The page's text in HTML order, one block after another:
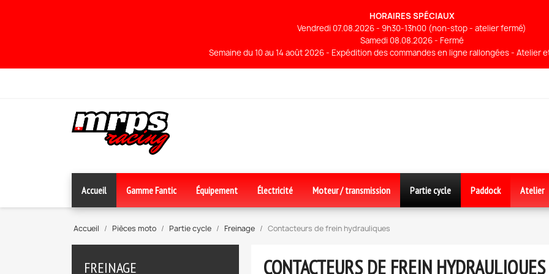
HORAIRES SPÉCIAUX
Vendredi 07.08.2026 - 9h30-13h00 (non-stop - atelier fermé)
Samedi 08.08.2026 - Fermé
Semaine du 10 au 14 août 2026 - Expédition des commandes en ligne rallongées - Atelier
Accueil Gamme Fantic Équipement Électricité Moteur / transmission Partie cycle Paddock Atelier
Accueil Pièces moto Partie cycle Freinage Contacteurs de frein hydrauliques
FREINAGE CONTACTEURS DE FREIN HYDRAULIQUES